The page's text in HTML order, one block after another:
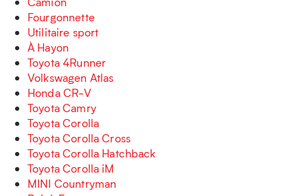
Fourgonnette
Utilitaire sport
À Hayon
Toyota 4Runner
Volkswagen Atlas
Honda CR-V
Toyota Camry
Toyota Corolla
Toyota Corolla Cross
Toyota Corolla Hatchback
Toyota Corolla iM
MINI Countryman